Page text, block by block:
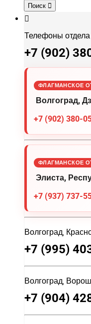
Поиск
Телефоны
+7 (902)
ФЛАГМАНСКОЕ
Волгоград,
+7 (902) 380-
ФЛАГМАНСКОЕ
Элиста,
+7 (937) 737-
Волгоград,
+7 (995)
Волгоград,
+7 (904)